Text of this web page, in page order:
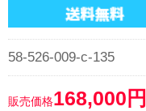
58-526-009-c-135
販売価格168,000円